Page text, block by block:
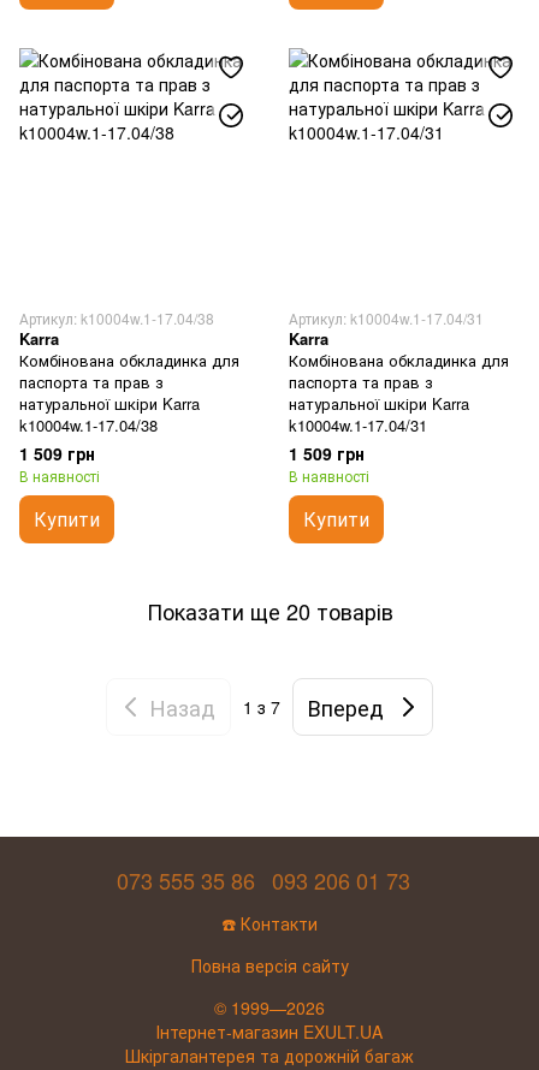
Артикул: k10004w.1-17.04/38
Karra
Комбінована обкладинка для
паспорта та прав з
натуральної шкіри Karra
k10004w.1-17.04/38
1 509 грн
В наявності
Купити
Артикул: k10004w.1-17.04/31
Karra
Комбінована обкладинка для
паспорта та прав з
натуральної шкіри Karra
k10004w.1-17.04/31
1 509 грн
В наявності
Купити
Показати ще 20 товарів
Назад 1 з 7 Вперед
073 555 35 86 093 206 01 73
☎️ Контакти
Повна версія сайту
© 1999—2026
Інтернет-магазин EXULT.UA
Шкіргалантерея та дорожній багаж